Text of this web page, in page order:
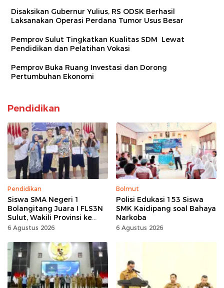
Disaksikan Gubernur Yulius, RS ODSK Berhasil
Laksanakan Operasi Perdana Tumor Usus Besar
Pemprov Sulut Tingkatkan Kualitas SDM Lewat
Pendidikan dan Pelatihan Vokasi
Pemprov Buka Ruang Investasi dan Dorong
Pertumbuhan Ekonomi
Pendidikan
Pendidikan
Siswa SMA Negeri 1
Bolangitang Juara I FLS3N
Sulut, Wakili Provinsi ke
Tingkat Nasional
6 Agustus 2026
Bolmut
Polisi Edukasi 153 Siswa
SMK Kaidipang soal Bahaya
Narkoba
6 Agustus 2026